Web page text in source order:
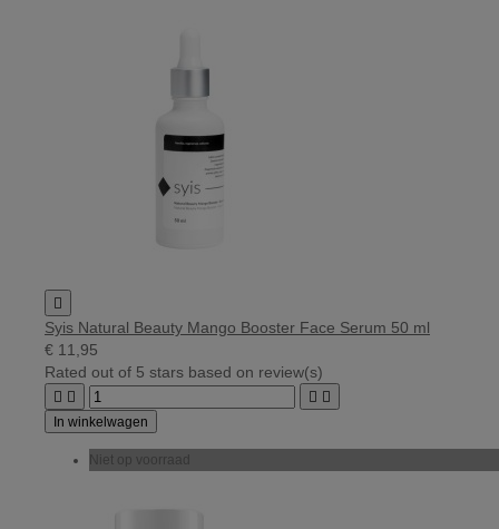

Syis Natural Beauty Mango Booster Face Serum 50 ml
€ 11,95
Rated out of 5 stars based on review(s)
   
In winkelwagen
Niet op voorraad